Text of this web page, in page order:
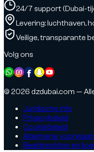
24/7 support (Dubai-
Levering: luchthaven,
Veilige, transparante
Volg ons
© 2026 dzdubai.com —
Juridische info
Privacybeleid
Cookiebeleid
Algemene
Beeldrechten en